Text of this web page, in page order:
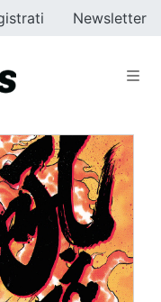
Newsletter